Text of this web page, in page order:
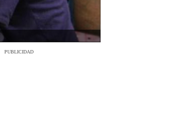
PUBLICIDAD